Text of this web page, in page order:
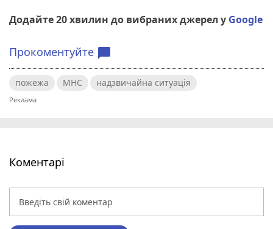
Додайте 20 хвилин до вибраних джерел у Google
Прокоментуйте chat_bubble
пожежа МНС надзвичайна ситуація
Коментарі